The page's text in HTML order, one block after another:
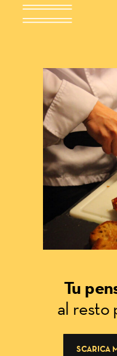
Tu
al resto
SCARICA